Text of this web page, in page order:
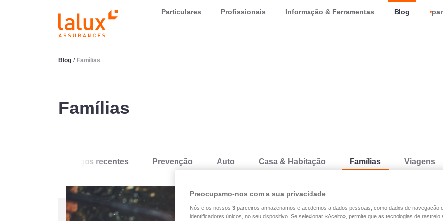
LALUX AssurancesParticulares Profissionais Informação & Ferramentas Blog
Blog / Famílias
Famílias
Artigos recentes Prevenção Auto Casa & Habitação Famílias Viagens
Preocupamo-nos com a sua privacidade
Nós e os nossos 3 parceiros armazenamos e acedemos a dados pessoais, como dados de navegação
identificadores únicos, no seu dispositivo. Se selecionar «Aceito», permite que as tecnologias de rastreio